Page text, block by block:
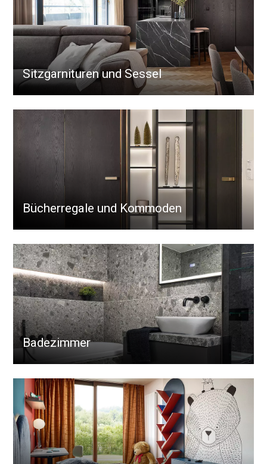
Sitzgarnituren und Sessel
Bücherregale und Kommoden
Badezimmer